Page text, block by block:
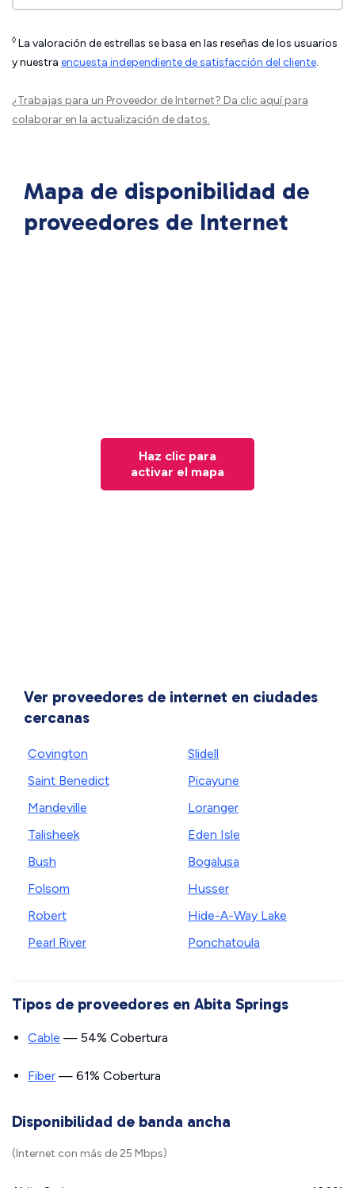
◊ La valoración de estrellas se basa en las reseñas de los usuarios
y nuestra encuesta independiente de satisfacción del cliente.
¿Trabajas para un Proveedor de Internet? Da clic aquípara
colaborar en la actualización de datos.
Mapa de disponibilidad de
proveedores de Internet
Haz clic para
activar el mapa
Ver proveedores de internet en ciudades
cercanas
Covington
Saint Benedict
Mandeville
Talisheek
Bush
Folsom
Robert
Pearl River
Slidell
Picayune
Loranger
Eden Isle
Bogalusa
Husser
Hide-A-Way Lake
Ponchatoula
Tipos de proveedores en Abita Springs
Cable — 54% Cobertura
Fiber — 61% Cobertura
Disponibilidad de banda ancha
(Internet con más de 25 Mbps)